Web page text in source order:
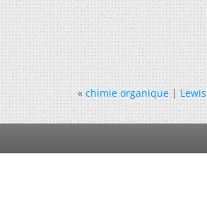
« chimie organique|